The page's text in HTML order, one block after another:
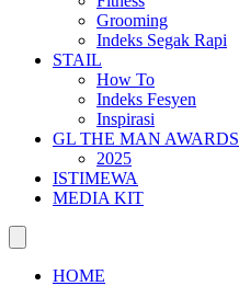
Grooming
Indeks Segak Rapi
STAIL
How To
Indeks Fesyen
Inspirasi
GL THE MAN AWARDS
2025
ISTIMEWA
MEDIA KIT
HOME